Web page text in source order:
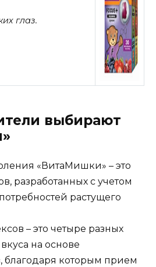
глаз.
выбирают
«ВитаМишки» – это
разработанных с учетом
растущего
– это четыре разных
на основе
благодаря которым прием